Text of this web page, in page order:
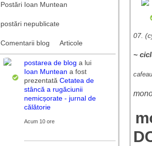
07.
~
Postări Ioan Muntean
postări nepublicate
Comentarii blog Articole
postarea de blog a lui
Ioan Muntean a fost
prezentată Cetatea de
stâncă a rugăciunii
nemicșorate - jurnal de
călătorie
Acum 10 ore